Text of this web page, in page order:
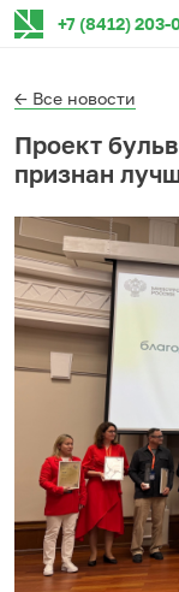
+7 (8412) 203-
← Все новости
Проект
признан